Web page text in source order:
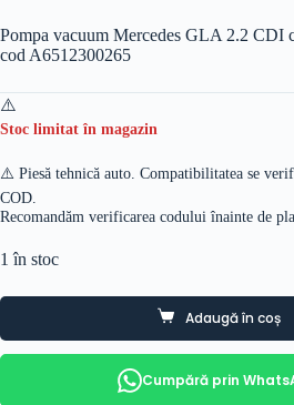
Pompa vacuum Mercedes GLA 2.2 CDI
cod A6512300265
Stoc limitat în magazin
⚠️ Piesă tehnică auto. Compatibilitatea se
COD.
Recomandăm verificarea codului înainte de
1 în stoc
Adaugă în coș
Cumpără prin